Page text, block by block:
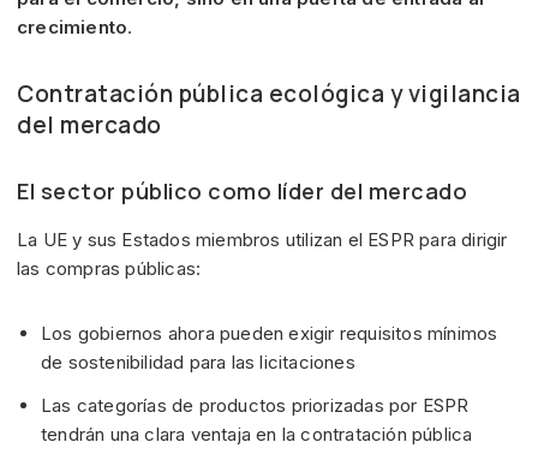
crecimiento.
Contratación pública ecológica y vigilancia
del mercado
El sector público como líder del mercado
La UE y sus Estados miembros utilizan el ESPR para dirigir
las compras públicas:
Los gobiernos ahora pueden exigir requisitos mínimos
de sostenibilidad para las licitaciones
Las categorías de productos priorizadas por ESPR
tendrán una clara ventaja en la contratación pública